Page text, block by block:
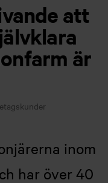
att
är
inom
har över 40